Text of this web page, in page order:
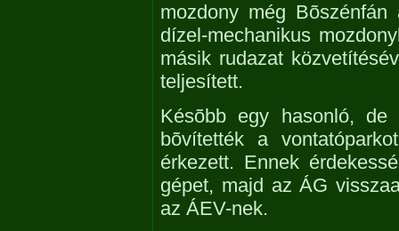
mozdony még
dízel-mechanikus
másik rudazat
teljesített.
Késõbb egy hasonló, de
bõvítették a
érkezett. Ennek
gépet, majd az ÁG
az ÁEV-nek.